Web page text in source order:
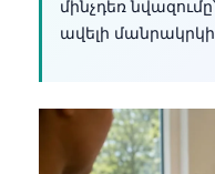
մինչդեռ նվազումը՝
ավելի